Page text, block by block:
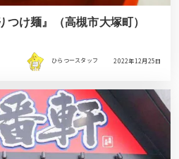
つけ麺』（高槻市大塚町）
ひらつースタッフ 2022年12月25日